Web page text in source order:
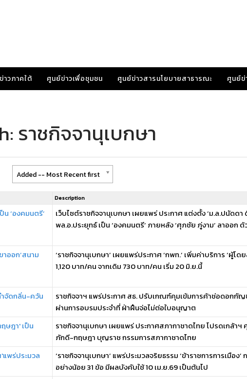
าวภาคใต้ ศูนย์ข่าวเพื่อชุมชน ศูนย์ข่าวสารนโยบายสาธารณะ ศูนย์
ราชกิจจานุเบกษา
Added -- Most Recent first
Description
น ‘องคมนตรี’
เว็บไซต์ราชกิจจานุเบกษา เผยแพร่ ประกาศ แต่งตั้ง ‘ม.ล.ปนัดด
พล.อ.ประยุทธ์ เป็น ‘องคมนตรี’ ภายหลัง ‘ศุภชัย ภู่งาม’ ลาออก ด้
ออก’สนาม
‘ราชกิจจานุเบกษา’ เผยแพร่ประกาศ ‘กพท.’ เพิ่มค่าบริการ ‘ผู้โ
1,120 บาท/คน จากเดิม 730 บาท/คน เริ่ม 20 มิ.ย.นี้
จัดกลิ่น-ควัน
ราชกิจจาฯ แพร่ประกาศ สธ. ปรับเกณฑ์คุมเข้มการค้าช่อดอกกั
ผ่านการอบรมประจำที่ ฝ่าฝืนจ่อไม่ต่อใบอนุญาต
ษฎา' เป็น
ราชกิจจานุเบกษา เผยแพร่ ประกาศสภากาชาดไทย โปรดเกล้
ภักดี-กฤษฎา บุญราช กรรมการสภากาชาดไทย
แพร่ประมวล
‘ราชกิจจานุเบกษา’ แพร่ประมวลจริยธรรม ‘ข้าราชการการเมือง
อย่างน้อย 31 ข้อ มีผลบังคับใช้ 10 เม.ย.69 เป็นต้นไป